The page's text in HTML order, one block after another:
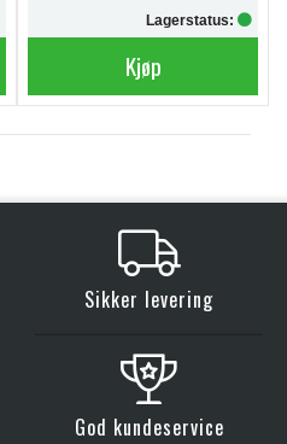
Lagerstatus:
Kjøp
Sikker levering
God kundeservice